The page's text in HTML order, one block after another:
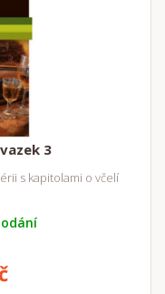
3
s kapitolami o včelí